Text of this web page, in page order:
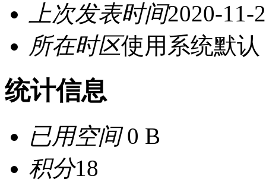
上次发表时间2020-11-
所在时区使用系统默认
统计信息
已用空间0 B
积分18